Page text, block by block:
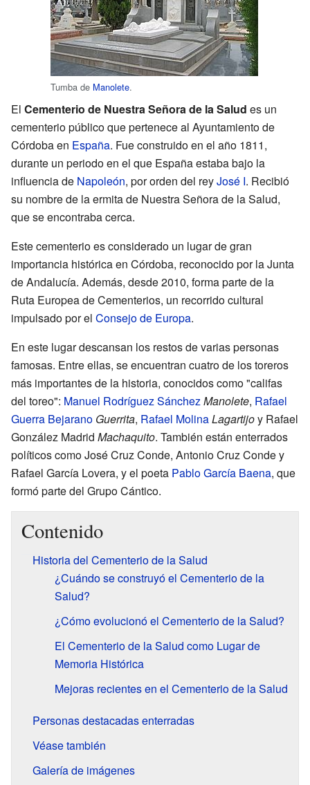
Tumba de Manolete.
El Cementerio de Nuestra Señora de la Salud es un
cementerio público que pertenece al Ayuntamiento de
Córdoba en España. Fue construido en el año 1811,
durante un periodo en el que España estaba bajo la
influencia de Napoleón, por orden del reyJosé I. Recibió
su nombre de la ermita de Nuestra Señora de la Salud,
que se encontraba cerca.
Este cementerio es considerado un lugar de gran
importancia histórica en Córdoba, reconocido por la Junta
de Andalucía. Además, desde 2010, forma parte de la
Ruta Europea de Cementerios, un recorrido cultural
impulsado por el Consejo de Europa.
En este lugar descansan los restos de varias personas
famosas. Entre ellas, se encuentran cuatro de los toreros
más importantes de la historia, conocidos como "califas
del toreo": Manuel Rodríguez SánchezManolete, Rafael
Guerra Bejarano Guerrita, Rafael MolinaLagartijoy Rafael
González Madrid Machaquito. También están enterrados
políticos como José Cruz Conde, Antonio Cruz Conde y
Rafael García Lovera, y el poeta Pablo García Baena, que
formó parte del Grupo Cántico.
Contenido
Historia del Cementerio de la Salud
¿Cuándo se construyó el Cementerio de la
Salud?
¿Cómo evolucionó el Cementerio de la Salud?
El Cementerio de la Salud como Lugar de
Memoria Histórica
Mejoras recientes en el Cementerio de la Salud
Personas destacadas enterradas
Véase también
Galería de imágenes